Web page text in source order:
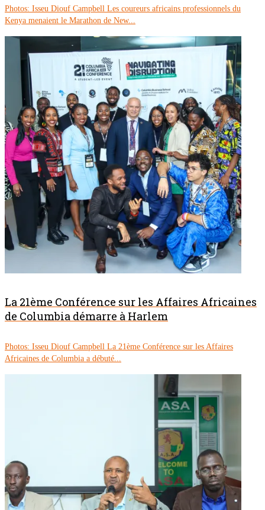
Photos: Isseu Diouf Campbell Les coureurs africains professionnels du
Kenya menaient le Marathon de New...
La 21ème Conférence sur les Affaires Africaines
de Columbia démarre à Harlem
Photos: Isseu Diouf Campbell La 21ème Conférence sur les Affaires
Africaines de Columbia a débuté...